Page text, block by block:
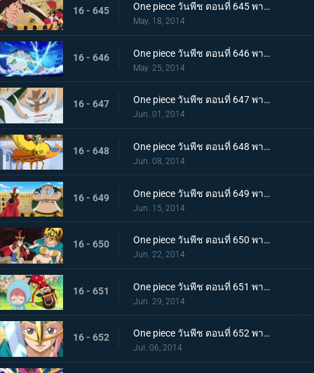
16 - 645 One piece วันพีช ตอนที่ 645 พากย์ไทย ระเบิดปืนใหญ่ทำลายล้าง! ลูซี่เจอวิกฤติ
May. 18, 2014
16 - 646 One piece วันพีช ตอนที่ 646 พากย์ไทย โจรสลัดในตำนาน ดอนชินเจียว!
May. 25, 2014
16 - 647 One piece วันพีช ตอนที่ 647 พากย์ไทย แสงและเงา ความมืดที่แฝงตัวอยู่ในเดรสโรซ่า!
Jun. 01, 2014
16 - 648 One piece วันพีช ตอนที่ 648 พากย์ไทย บุกแดนศัตรู อุโซแลนด์ฮีโร่ในตำนาน
Jun. 08, 2014
16 - 649 One piece วันพีช ตอนที่ 649 พากย์ไทย การตัดสินอันดุเดือด ลูซี่ ปะทะ ชิงเจียว
Jun. 15, 2014
16 - 650 One piece วันพีช ตอนที่ 650 พากย์ไทย ลูฟี่ และรีเบคก้านักดาบผู้โชคร้าย
Jun. 22, 2014
16 - 651 One piece วันพีช ตอนที่ 651 พากย์ไทย จะปกป้องจนถึงที่สุด! รีเบคก้าและหุ่นทหารของเล่น
Jun. 29, 2014
16 - 652 One piece วันพีช ตอนที่ 652 พากย์ไทย สมรภูมิสุดท้าย บล็อก D เปิดฉากการต่อสู้
Jul. 06, 2014